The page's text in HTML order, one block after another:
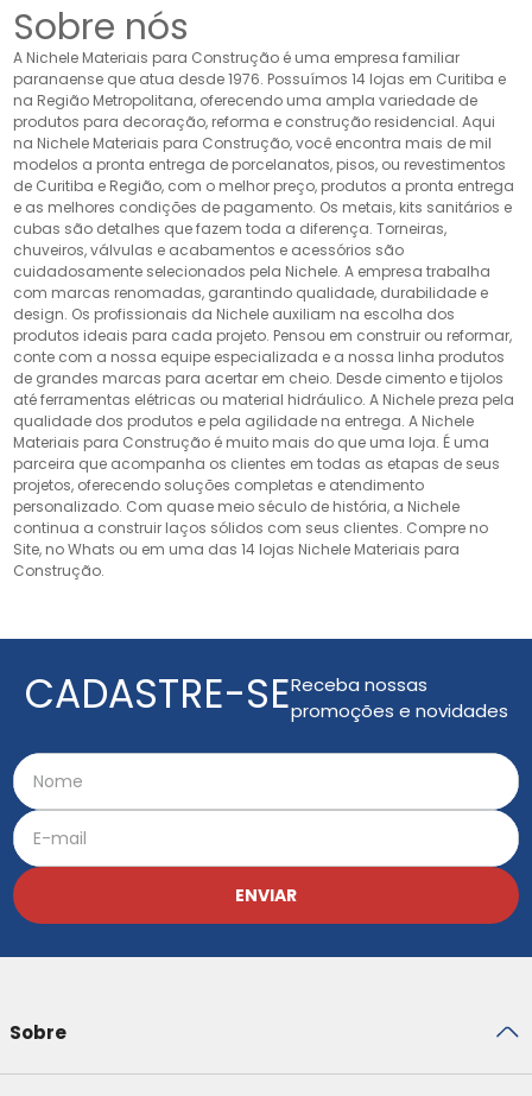
Sobre nós
A Nichele Materiais para Construção é uma empresa familiar
paranaense que atua desde 1976. Possuímos 14 lojas em Curitiba e
na Região Metropolitana, oferecendo uma ampla variedade de
produtos para decoração, reforma e construção residencial. Aqui
na Nichele Materiais para Construção, você encontra mais de mil
modelos a pronta entrega de porcelanatos, pisos, ou revestimentos
de Curitiba e Região, com o melhor preço, produtos a pronta entrega
e as melhores condições de pagamento. Os metais, kits sanitários e
cubas são detalhes que fazem toda a diferença. Torneiras,
chuveiros, válvulas e acabamentos e acessórios são
cuidadosamente selecionados pela Nichele. A empresa trabalha
com marcas renomadas, garantindo qualidade, durabilidade e
design. Os profissionais da Nichele auxiliam na escolha dos
produtos ideais para cada projeto. Pensou em construir ou reformar,
conte com a nossa equipe especializada e a nossa linha produtos
de grandes marcas para acertar em cheio. Desde cimento e tijolos
até ferramentas elétricas ou material hidráulico. A Nichele preza pela
qualidade dos produtos e pela agilidade na entrega. A Nichele
Materiais para Construção é muito mais do que uma loja. É uma
parceira que acompanha os clientes em todas as etapas de seus
projetos, oferecendo soluções completas e atendimento
personalizado. Com quase meio século de história, a Nichele
continua a construir laços sólidos com seus clientes. Compre no
Site, no Whats ou em uma das 14 lojas Nichele Materiais para
Construção.
CADASTRE-SEReceba nossas
promoções e novidades
ENVIAR
Sobre